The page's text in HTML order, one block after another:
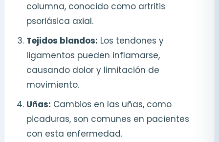
columna, conocido como artritis
psoriásica axial.
Tejidos blandos: Los tendones y
ligamentos pueden inflamarse,
causando dolor y limitación de
movimiento.
Uñas: Cambios en las uñas, como
picaduras, son comunes en pacientes
con esta enfermedad.